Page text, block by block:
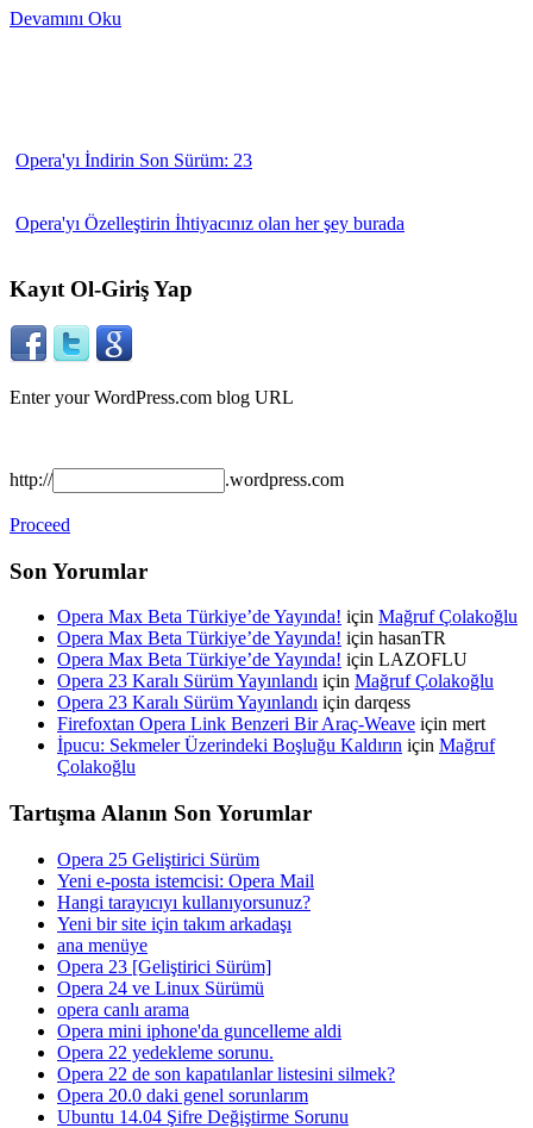
Devamını Oku
Opera'yı İndirin Son Sürüm: 23
Opera'yı Özelleştirin İhtiyacınız olan her şey burada
Kayıt Ol-Giriş Yap
Enter your WordPress.com blog URL
http:// .wordpress.com
Proceed
Son Yorumlar
Opera Max Beta Türkiye’de Yayında! için Mağruf Çolakoğlu
Opera Max Beta Türkiye’de Yayında! için hasanTR
Opera Max Beta Türkiye’de Yayında! için LAZOFLU
Opera 23 Karalı Sürüm Yayınlandı için Mağruf Çolakoğlu
Opera 23 Karalı Sürüm Yayınlandı için darqess
Firefoxtan Opera Link Benzeri Bir Araç-Weave için mert
İpucu: Sekmeler Üzerindeki Boşluğu Kaldırın için Mağruf
Çolakoğlu
Tartışma Alanın Son Yorumlar
Opera 25 Geliştirici Sürüm
Yeni e-posta istemcisi: Opera Mail
Hangi tarayıcıyı kullanıyorsunuz?
Yeni bir site için takım arkadaşı
ana menüye
Opera 23 [Geliştirici Sürüm]
Opera 24 ve Linux Sürümü
opera canlı arama
Opera mini iphone'da guncelleme aldi
Opera 22 yedekleme sorunu.
Opera 22 de son kapatılanlar listesini silmek?
Opera 20.0 daki genel sorunlarım
Ubuntu 14.04 Şifre Değiştirme Sorunu